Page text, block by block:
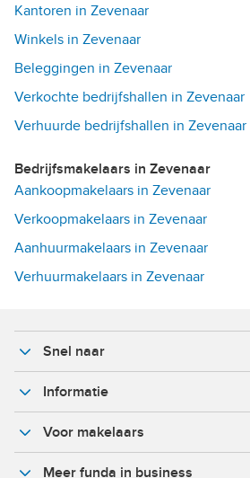
Kantoren in Zevenaar
Winkels in Zevenaar
Beleggingen in Zevenaar
Verkochte bedrijfshallen in Zevenaar
Verhuurde bedrijfshallen in Zevenaar
Bedrijfsmakelaars in Zevenaar
Aankoopmakelaars in Zevenaar
Verkoopmakelaars in Zevenaar
Aanhuurmakelaars in Zevenaar
Verhuurmakelaars in Zevenaar
Snel naar
Informatie
Voor makelaars
Meer funda in business